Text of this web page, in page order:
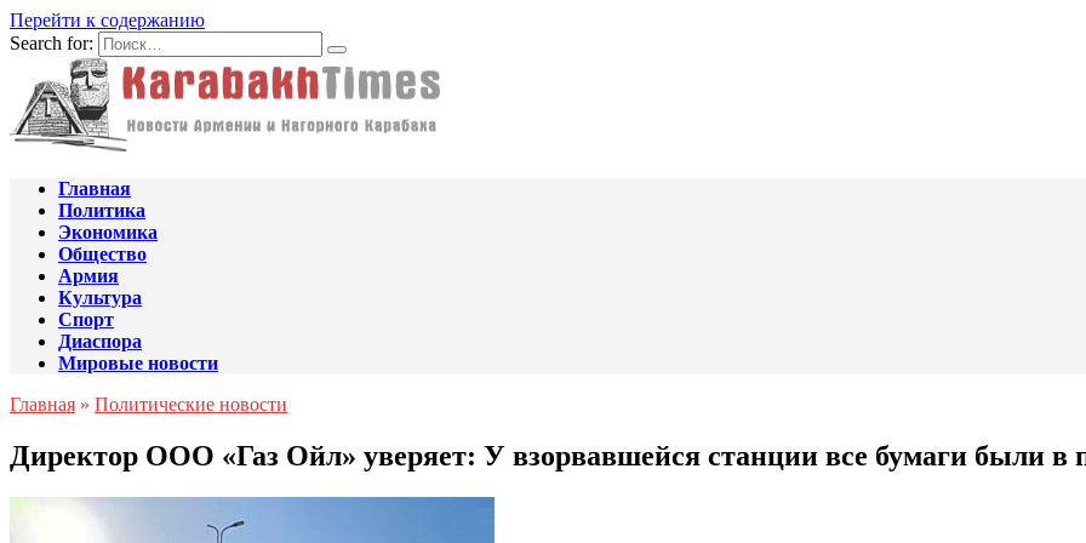
Перейти к содержанию
Search for:
Главная
Политика
Экономика
Общество
Армия
Культура
Спорт
Диаспора
Мировые новости
Главная » Политические новости
Директор ООО «Газ Ойл» уверяет: У взорвавшейся станции все бумаги были в